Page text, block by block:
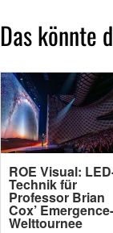
Das könnte
ROE Visual:
Technik für
Professor Brian
Cox’ Emergence-
Welttournee